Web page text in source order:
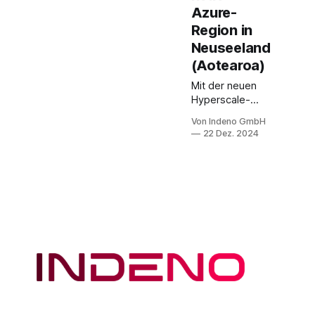
Azure-
Region in
Neuseeland
(Aotearoa)
Mit der neuen
Hyperscale-
Region in
sind mehr als
technische
Infrastruktur –
Von Indeno GmbH
22 Dez. 2024